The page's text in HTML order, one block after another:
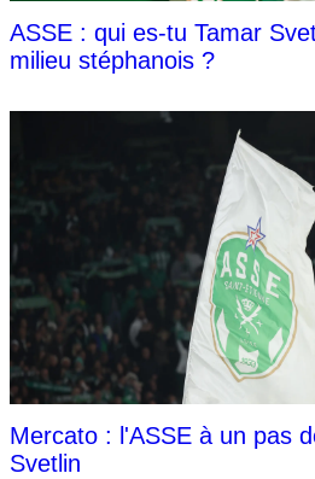
ASSE : qui es-tu Tamar
milieu stéphanois ?
Mercato : l'ASSE à un pas
Svetlin